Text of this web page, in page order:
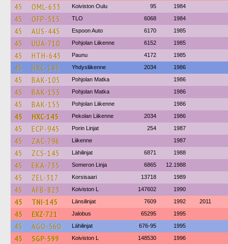
45 OML-633 Koiviston Oulu 95 1984
45 OFP-515 TLO 6068 1984
45 AUS-445 Espoon Auto 6170 1985
45 UUA-710 Pohjolan Liikenne 6152 1985
45 HTH-645 Paunu 4172 1985
45 HXC-145 Yhdysliikenne 2034 1986
45 BAK-105 Pohjolan Matka 1986
45 BAK-155 Pohjolan Matka 1986
45 BAK-155 Pohjolan Liikenne 1986
45 HXC-145 Pekolan Liikenne 2034 1986
45 ECP-945 Porin Linjat 254 1987
45 ZAC-796 Liikenne 1987
45 ZCS-145 Lähilinjat 6871 1988
45 EKA-735 Someron Linja 6865 12.1988
45 ZEL-317 Korsisaari 13718 1989
45 AFB-823 Koiviston L 147602 1990
45 TNI-145 Länsilinjat 7609 1992 2011
45 EXZ-721 Jalobus 65295 1995
45 AGO-560 Lähilinjat 676-95 1995
45 SGP-599 Koiviston L 148530 1996